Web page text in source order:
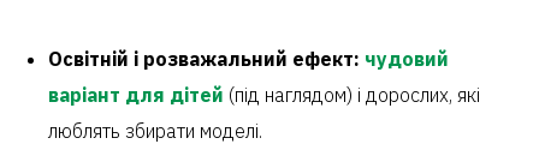
Освітній і розважальний ефект: чудовий
варіант для дітей (під наглядом) і дорослих, які
люблять збирати моделі.